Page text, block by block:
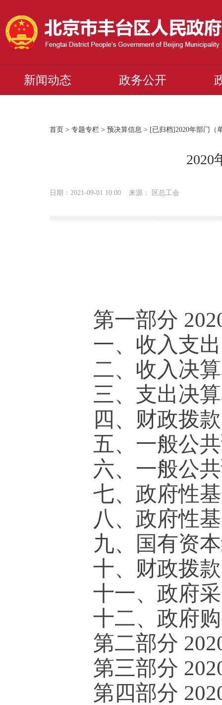
新闻动态 政务公开
首页 > 专题专栏> 预决算信息 > [已归档]2020年部门（
2020
日期：2021-09-01 10:00 来源： 区总工会
第一部分
一、收入支出
二、收入决算
三、支出决算
四、财政拨款
五、一般公共
六、一般公共
七、 政府性
八、 政府性
九、国有资本
十、财政拨款
十一、政府采
十二、政府
第二部分
第三部分
第四部分